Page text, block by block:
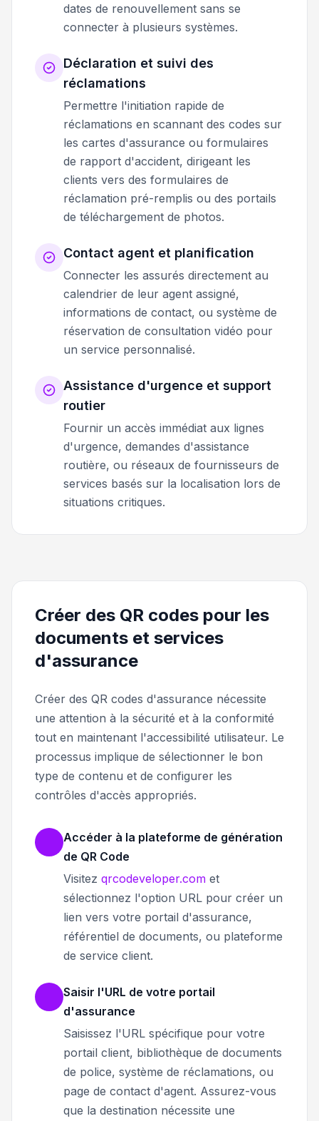
dates de renouvellement sans se
connecter à plusieurs systèmes.
Déclaration et suivi des
réclamations
Permettre l'initiation rapide de
réclamations en scannant des codes sur
les cartes d'assurance ou formulaires
de rapport d'accident, dirigeant les
clients vers des formulaires de
réclamation pré-remplis ou des portails
de téléchargement de photos.
Contact agent et planification
Connecter les assurés directement au
calendrier de leur agent assigné,
informations de contact, ou système de
réservation de consultation vidéo pour
un service personnalisé.
Assistance d'urgence et support
routier
Fournir un accès immédiat aux lignes
d'urgence, demandes d'assistance
routière, ou réseaux de fournisseurs de
services basés sur la localisation lors de
situations critiques.
Créer des QR codes pour les
documents et services
d'assurance
Créer des QR codes d'assurance nécessite
une attention à la sécurité et à la conformité
tout en maintenant l'accessibilité utilisateur. Le
processus implique de sélectionner le bon
type de contenu et de configurer les
contrôles d'accès appropriés.
Accéder à la plateforme de génération
de QR Code
Visitez qrcodeveloper.com et
sélectionnez l'option URL pour créer un
lien vers votre portail d'assurance,
référentiel de documents, ou plateforme
de service client.
Saisir l'URL de votre portail
d'assurance
Saisissez l'URL spécifique pour votre
portail client, bibliothèque de documents
de police, système de réclamations, ou
page de contact d'agent. Assurez-vous
que la destination nécessite une